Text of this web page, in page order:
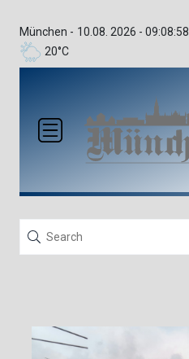
München -
20°C
10.08. 2026 - 09:08:58